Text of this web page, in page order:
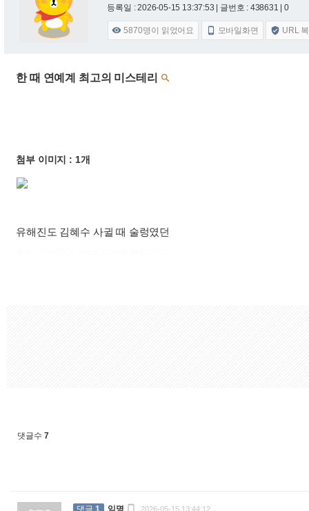
등록일 : 2026-05-15 13:37:53 | 글번호 : 438631 | 0
 5870명이 읽었어요  모바일화면  URL
한 때 연예계 최고의 미스테리 
첨부 이미지 : 1개
유해진도 김혜수 사귈 때 술렁였던
댓글수 7
댓글 1 익명 2026-05-15 13:44:12